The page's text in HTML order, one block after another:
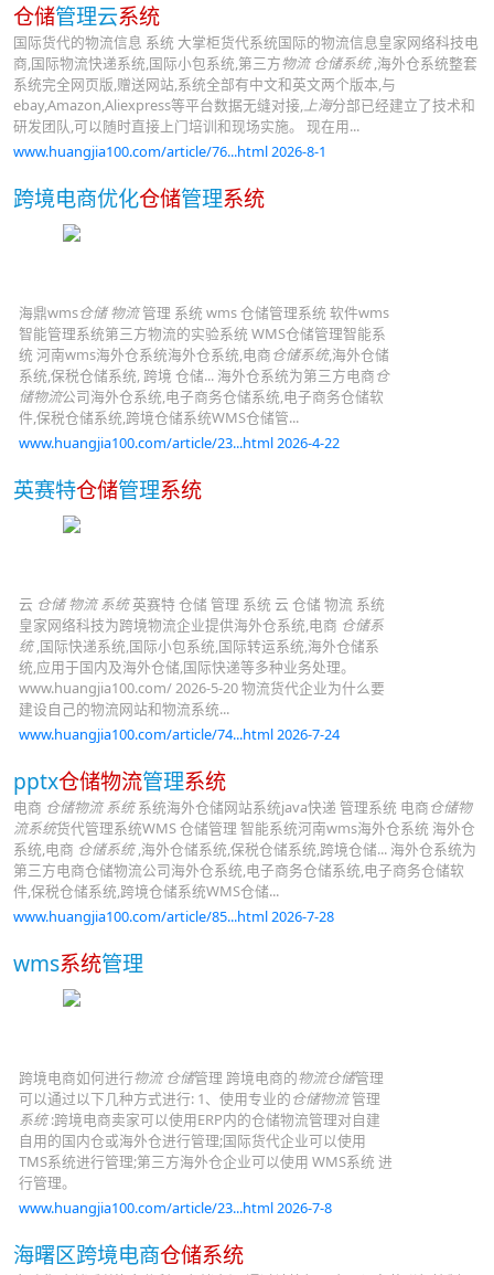
仓储管理云系统
国际货代的物流信息 系统 大掌柜货代系统国际的物流信息皇家网络科技电
商,国际物流快递系统,国际小包系统,第三方物流 仓储系统,海外仓系统整套
系统完全网页版,赠送网站,系统全部有中文和英文两个版本,与
ebay,Amazon,Aliexpress等平台数据无缝对接,上海分部已经建立了技术和
研发团队,可以随时直接上门培训和现场实施。 现在用...
www.huangjia100.com/article/76...html 2026-8-1
跨境电商优化仓储管理系统
海鼎wms仓储 物流管理 系统 wms 仓储管理系统 软件wms
智能管理系统第三方物流的实验系统 WMS仓储管理智能系
统 河南wms海外仓系统海外仓系统,电商仓储系统,海外仓储
系统,保税仓储系统, 跨境 仓储... 海外仓系统为第三方电商仓
储物流公司海外仓系统,电子商务仓储系统,电子商务仓储软
件,保税仓储系统,跨境仓储系统WMS仓储管...
www.huangjia100.com/article/23...html 2026-4-22
英赛特仓储管理系统
云 仓储 物流 系统英赛特 仓储 管理 系统 云 仓储 物流 系统
皇家网络科技为跨境物流企业提供海外仓系统,电商 仓储系
统,国际快递系统,国际小包系统,国际转运系统,海外仓储系
统,应用于国内及海外仓储,国际快递等多种业务处理。
www.huangjia100.com/ 2026-5-20 物流货代企业为什么要
建设自己的物流网站和物流系统...
www.huangjia100.com/article/74...html 2026-7-24
pptx仓储物流管理系统
电商 仓储物流 系统系统海外仓储网站系统java快递 管理系统 电商仓储物
流系统货代管理系统WMS 仓储管理 智能系统河南wms海外仓系统 海外仓
系统,电商 仓储系统,海外仓储系统,保税仓储系统,跨境仓储... 海外仓系统为
第三方电商仓储物流公司海外仓系统,电子商务仓储系统,电子商务仓储软
件,保税仓储系统,跨境仓储系统WMS仓储...
www.huangjia100.com/article/85...html 2026-7-28
wms系统管理
跨境电商如何进行物流 仓储管理 跨境电商的物流仓储管理
可以通过以下几种方式进行: 1、使用专业的仓储物流管理
系统:跨境电商卖家可以使用ERP内的仓储物流管理对自建
自用的国内仓或海外仓进行管理;国际货代企业可以使用
TMS系统进行管理;第三方海外仓企业可以使用 WMS系统 进
行管理。
www.huangjia100.com/article/23...html 2026-7-8
海曙区跨境电商仓储系统